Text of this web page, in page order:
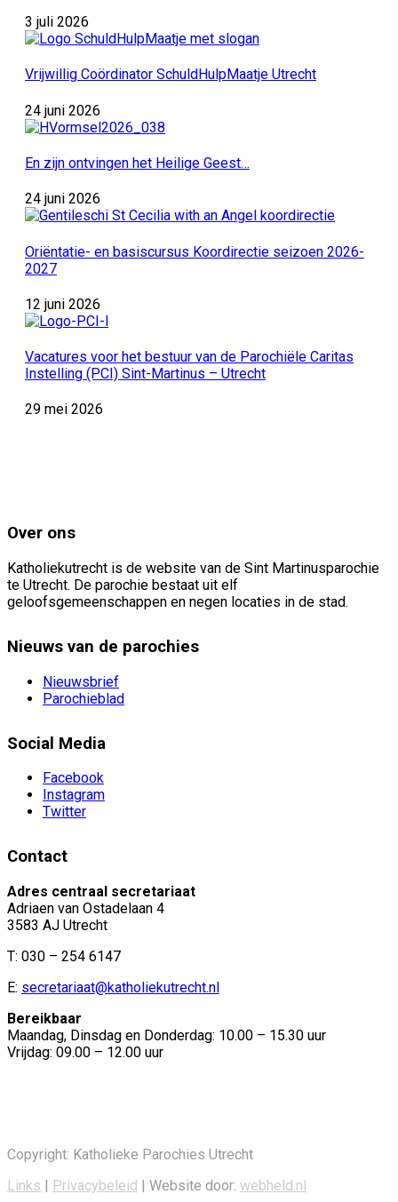
3 juli 2026
Vrijwillig Coördinator SchuldHulpMaatje Utrecht
24 juni 2026
En zijn ontvingen het Heilige Geest…
24 juni 2026
Oriëntatie- en basiscursus Koordirectie seizoen 2026-
2027
12 juni 2026
Vacatures voor het bestuur van de Parochiële Caritas
Instelling (PCI) Sint-Martinus – Utrecht
29 mei 2026
Over ons
Katholiekutrecht is de website van de Sint Martinusparochie
te Utrecht. De parochie bestaat uit elf
geloofsgemeenschappen en negen locaties in de stad.
Nieuws van de parochies
Nieuwsbrief
Parochieblad
Social Media
Facebook
Instagram
Twitter
Contact
Adres centraal secretariaat
Adriaen van Ostadelaan 4
3583 AJ Utrecht
T: 030 – 254 6147
E: secretariaat@katholiekutrecht.nl
Bereikbaar
Maandag, Dinsdag en Donderdag: 10.00 – 15.30 uur
Vrijdag: 09.00 – 12.00 uur
Copyright: Katholieke Parochies Utrecht
Links | Privacybeleid | Website door: webheld.nl